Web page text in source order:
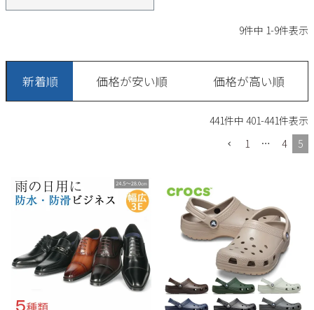
puma
Parade
EDWIN
new balance
トートバッグ
財布
会員サービス
メルマガ購買
休業日 お問い合わせ窓口休業日
日 月 火 木 金
土
1
2
3 4 7
8
13 14
15
9件中 1-9件表示
新着順 価格が安い順 価格が高い順
441件中 401-441件表示
1
… 4 5